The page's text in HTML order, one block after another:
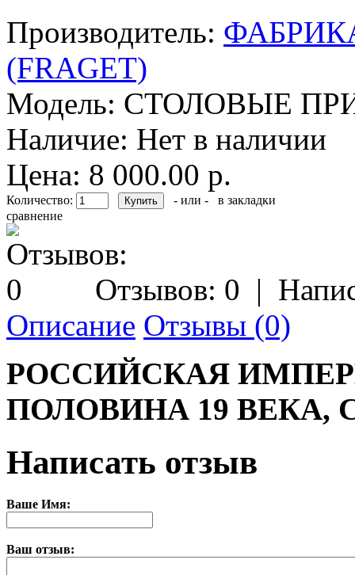
Производитель:
(FRAGET)
Модель: СТОЛОВЫЕ
Наличие: Нет в наличии
Цена: 8 000.00 р.
Количество: - или -
в закладки
сравнение
Отзывов: 0 |
Описание Отзывы (0)
РОССИЙСКАЯ
ПОЛОВИНА 19 ВЕКА,
Написать отзыв
Ваше Имя:
Ваш отзыв: